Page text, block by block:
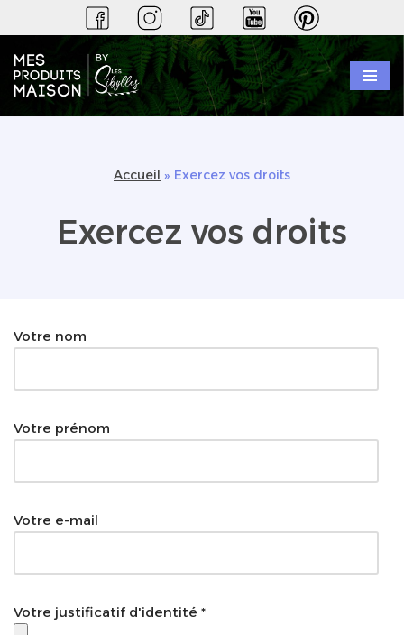
au
contenu
Accueil » Exercez vos droits
Exercez vos droits
Votre nom
Votre prénom
Votre e-mail
Votre justificatif d'identité *